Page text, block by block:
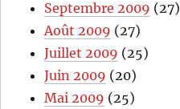
Septembre 2009 (27)
Août 2009 (27)
Juillet 2009 (25)
Juin 2009 (20)
Mai 2009 (25)